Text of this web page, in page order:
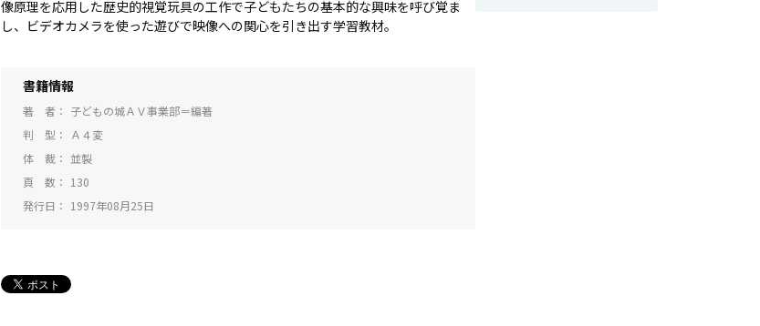
像原理を応用した歴史的視覚玩具の工作で子どもたちの基本的な興味を呼び覚ま
し、ビデオカメラを使った遊びで映像への関心を引き出す学習教材。
書籍情報
著 者
子どもの城ＡＶ事業部＝編著
判 型
Ａ４変
体 裁
並製
頁 数
130
発行日
1997年08月25日